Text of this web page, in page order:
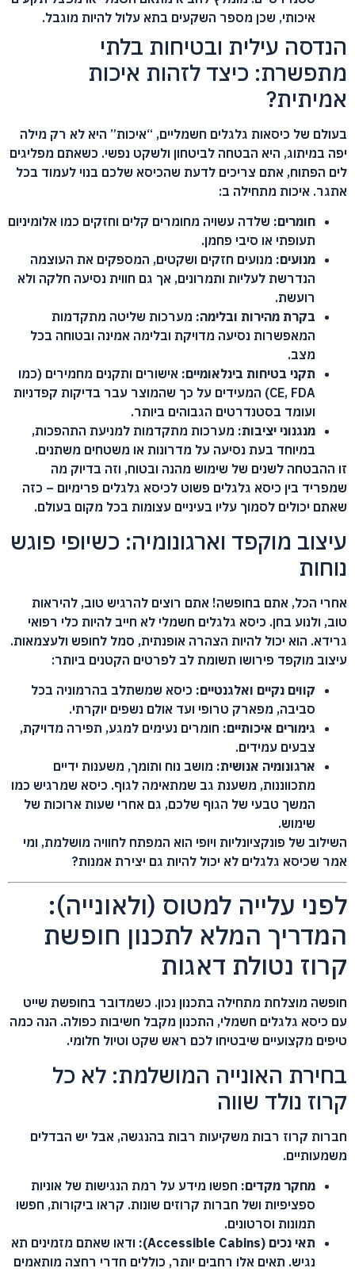
איכותי, שכן מספר השקעים בתא עלול להיות מוגבל.
הנדסה עילית ובטיחות בלתי
מתפשרת: כיצד לזהות איכות
אמיתית?
בעולם של כיסאות גלגלים חשמליים, “איכות” היא לא רק מילה
יפה במיתוג, היא הבטחה לביטחון ולשקט נפשי. כשאתם מפליגים
לים הפתוח, אתם צריכים לדעת שהכיסא שלכם בנוי לעמוד בכל
אתגר. איכות מתחילה ב:
חומרים: שלדה עשויה מחומרים קלים וחזקים כמו אלומיניום
תעופתי או סיבי פחמן.
מנועים: מנועים חזקים ושקטים, המספקים את העוצמה
הנדרשת לעליות ותמרונים, אך גם חווית נסיעה חלקה ולא
רועשת.
בקרת מהירות ובלימה: מערכות שליטה מתקדמות
המאפשרות נסיעה מדויקת ובלימה אמינה ובטוחה בכל
מצב.
תקני בטיחות בינלאומיים: אישורים ותקנים מחמירים (כמו
CE, FDA) המעידים על כך שהמוצר עבר בדיקות קפדניות
ועומד בסטנדרטים הגבוהים ביותר.
מנגנוני יציבות: מערכות מתקדמות למניעת התהפכות,
במיוחד בעת נסיעה על מדרונות או משטחים משתנים.
זו ההבטחה לשנים של שימוש מהנה ובטוח, וזה בדיוק מה
שמפריד בין כיסא גלגלים פשוט לכיסא גלגלים פרימיום – כזה
שאתם יכולים לסמוך עליו בעיניים עצומות בכל מקום בעולם.
עיצוב מוקפד וארגונומיה: כשיופי פוגש
נוחות
אחרי הכל, אתם בחופשה! אתם רוצים להרגיש טוב, להיראות
טוב, ולנוע בחן. כיסא גלגלים חשמלי לא חייב להיות כלי רפואי
גרידא. הוא יכול להיות הצהרה אופנתית, סמל לחופש ולעצמאות.
עיצוב מוקפד פירושו תשומת לב לפרטים הקטנים ביותר:
קווים נקיים ואלגנטיים: כיסא שמשתלב בהרמוניה בכל
סביבה, מפארק טרופי ועד אולם נשפים יוקרתי.
גימורים איכותיים: חומרים נעימים למגע, תפירה מדויקת,
צבעים עמידים.
ארגונומיה אנושית: מושב נוח ותומך, משענות ידיים
מתכווננות, משענת גב שמתאימה לגוף. כיסא שמרגיש כמו
המשך טבעי של הגוף שלכם, גם אחרי שעות ארוכות של
שימוש.
השילוב של פונקציונליות ויופי הוא המפתח לחוויה מושלמת, ומי
אמר שכיסא גלגלים לא יכול להיות גם יצירת אמנות?
לפני עלייה למטוס (ולאונייה):
המדריך המלא לתכנון חופשת
קרוז נטולת דאגות
חופשה מוצלחת מתחילה בתכנון נכון. כשמדובר בחופשת שייט
עם כיסא גלגלים חשמלי, התכנון מקבל חשיבות כפולה. הנה כמה
טיפים מקצועיים שיבטיחו לכם ראש שקט וטיול חלומי.
בחירת האונייה המושלמת: לא כל
קרוז נולד שווה
חברות קרוז רבות משקיעות רבות בהנגשה, אבל יש הבדלים
משמעותיים.
מחקר מקדים: חפשו מידע על רמת הנגישות של אוניות
ספציפיות ושל חברות קרוזים שונות. קראו ביקורות, חפשו
תמונות וסרטונים.
תאי נכים (Accessible Cabins):
ודאו שאתם מזמינים תא
נגיש. תאים אלו רחבים יותר, כוללים חדרי רחצה מותאמים